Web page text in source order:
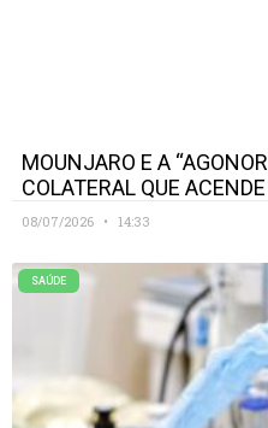
MOUNJARO E A
COLATERAL QUE
08/07/2026 14:33
SAÚDE